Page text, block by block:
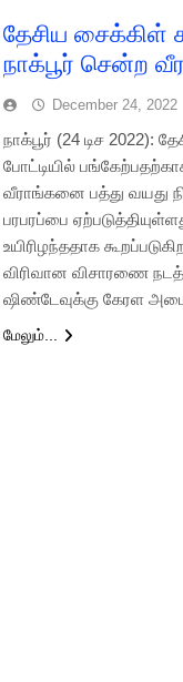
தேசிய சைக்கிள்
நாக்பூர் சென்ற
December 24, 2022
நாக்பூர் (24 டிச
போட்டியில்
வீராங்கனை பத்து வயது
பரபரப்பை
உயிரிழந்ததாக
விரிவான விசாரணை
ஷிண்டேவுக்கு கேரள
மேலும்...